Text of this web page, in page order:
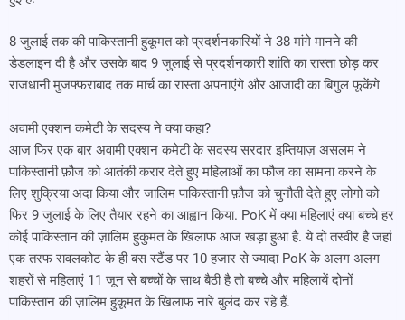
8 जुलाई तक की पाकिस्तानी हुकूमत को प्रदर्शनकारियों ने 38 मांगे मानने की
डेडलाइन दी है और उसके बाद 9 जुलाई से प्रदर्शनकारी शांति का रास्ता छोड़ कर
राजधानी मुजफ्फराबाद तक मार्च का रास्ता अपनाएंगे और आजादी का बिगुल फूकेंगे
अवामी एक्शन कमेटी के सदस्य ने क्या कहा?
आज फिर एक बार अवामी एक्शन कमेटी के सदस्य सरदार इम्तियाज़ असलम ने
पाकिस्तानी फ़ौज को आतंकी करार देते हुए महिलाओं का फौज का सामना करने के
लिए शुक्रिया अदा किया और जालिम पाकिस्तानी फ़ौज को चुनौती देते हुए लोगो को
फिर 9 जुलाई के लिए तैयार रहने का आह्वान किया. PoK में क्या महिलाएं क्या बच्चे हर
कोई पाकिस्तान की ज़ालिम हुकुमत के खिलाफ आज खड़ा हुआ है. ये दो तस्वीर है जहां
एक तरफ रावलकोट के ही बस स्टैंड पर 10 हजार से ज्यादा PoK के अलग अलग
शहरों से महिलाएं 11 जून से बच्चों के साथ बैठी है तो बच्चे और महिलायें दोनों
पाकिस्तान की ज़ालिम हुकूमत के खिलाफ नारे बुलंद कर रहे हैं.